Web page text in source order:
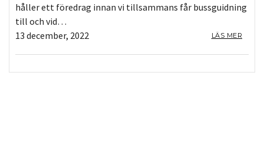
håller ett föredrag innan vi tillsammans får bussguidning
till och vid…
13 december, 2022
LÄS MER